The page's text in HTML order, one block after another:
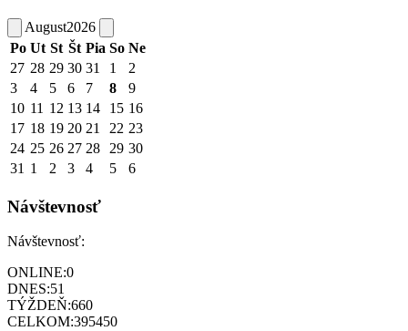
August2026
Po Ut St Št Pia So Ne
27 28 29 30 31 1
2
3
4 5 6 7 8
9
10 11 12 13 14 15 16
17 18 19 20 21 22 23
24 25 26 27 28 29 30
31 1 2 3 4 5 6
Návštevnosť
Návštevnosť:
ONLINE:0
DNES:51
TÝŽDEŇ:660
CELKOM:395450